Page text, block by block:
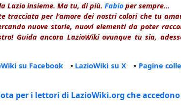
Lazio insieme. Ma tu, di più. Fabio per sempre...
tracciata per l'amore dei nostri colori che tu
nuove storie, nuovi elementi da poter
Guida ancora LazioWiki ovunque tu sia,
su Facebook • LazioWiki su X • Pagine
per i lettori di LazioWiki.org che